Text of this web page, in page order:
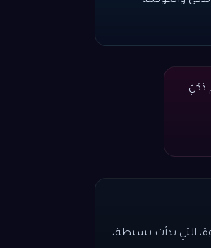
ذكيّ
التي بدأت بسيطة،